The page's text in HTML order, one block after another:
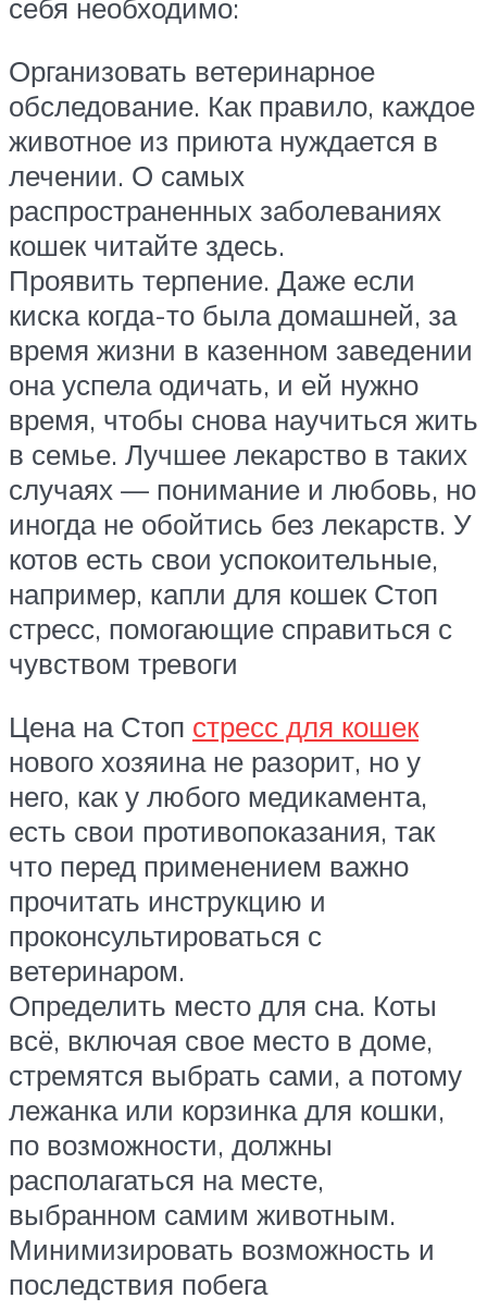
себя необходимо:
Организовать ветеринарное
обследование. Как правило, каждое
животное из приюта нуждается в
лечении. О самых
распространенных заболеваниях
кошек читайте здесь.
Проявить терпение. Даже если
киска когда-то была домашней, за
время жизни в казенном заведении
она успела одичать, и ей нужно
время, чтобы снова научиться жить
в семье. Лучшее лекарство в таких
случаях — понимание и любовь, но
иногда не обойтись без лекарств. У
котов есть свои успокоительные,
например, капли для кошек Стоп
стресс, помогающие справиться с
чувством тревоги
Цена на Стоп стресс для кошек
нового хозяина не разорит, но у
него, как у любого медикамента,
есть свои противопоказания, так
что перед применением важно
прочитать инструкцию и
проконсультироваться с
ветеринаром.
Определить место для сна. Коты
всё, включая свое место в доме,
стремятся выбрать сами, а потому
лежанка или корзинка для кошки,
по возможности, должны
располагаться на месте,
выбранном самим животным.
Минимизировать возможность и
последствия побега